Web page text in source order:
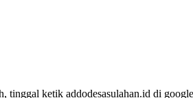
tinggal ketik addodesasulahan.id di